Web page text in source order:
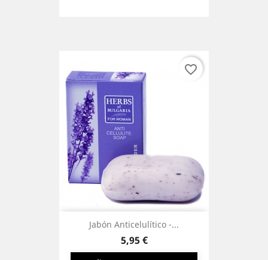
Jabón Anticelulítico -...
Precio
5,95 €
favorite_border